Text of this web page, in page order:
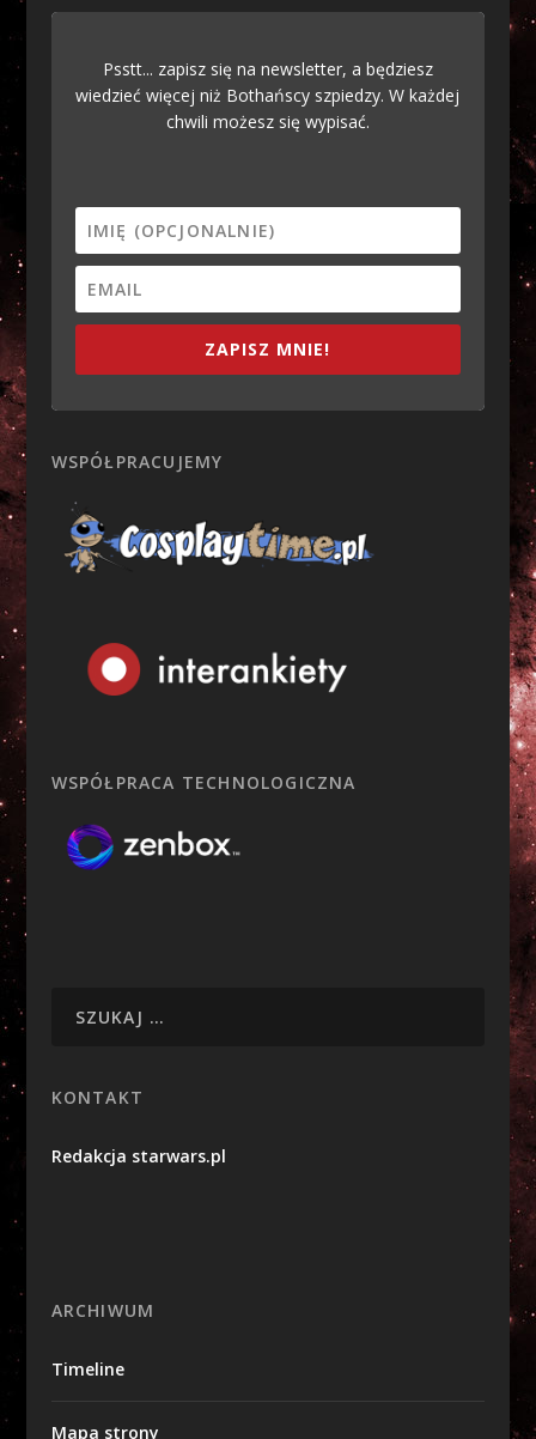
Psstt... zapisz się na newsletter, a będziesz
wiedzieć więcej niż Bothańscy szpiedzy. W każdej
chwili możesz się wypisać.
ZAPISZ MNIE!
WSPÓŁPRACUJEMY
WSPÓŁPRACA TECHNOLOGICZNA
KONTAKT
Redakcja starwars.pl
ARCHIWUM
Timeline
Mapa strony